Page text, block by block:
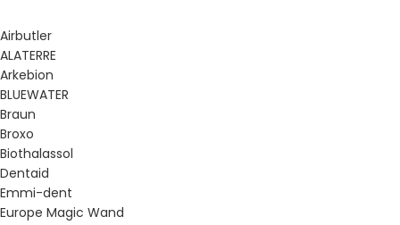
Airbutler
ALATERRE
Arkebion
BLUEWATER
Braun
Broxo
Biothalassol
Dentaid
Emmi-dent
Europe Magic Wand